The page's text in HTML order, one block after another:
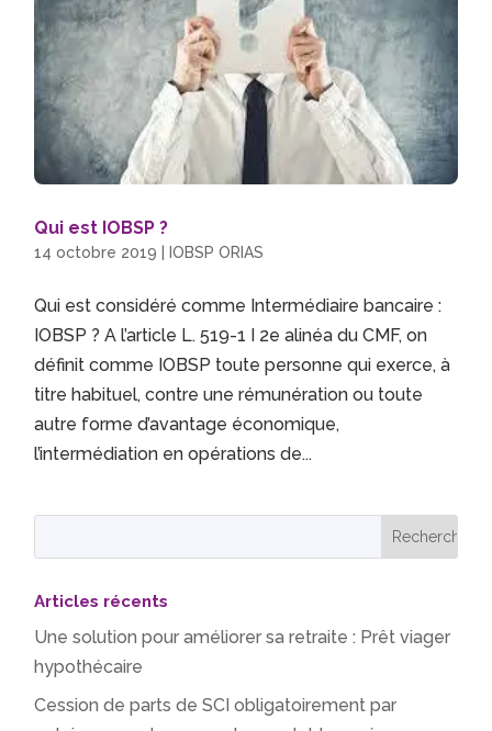
Qui est IOBSP ?
14 octobre 2019 |IOBSP ORIAS
Qui est considéré comme Intermédiaire bancaire :
IOBSP ? A l’article L. 519-1 I 2e alinéa du CMF, on
définit comme IOBSP toute personne qui exerce, à
titre habituel, contre une rémunération ou toute
autre forme d’avantage économique,
l’intermédiation en opérations de...
Articles récents
Une solution pour améliorer sa retraite : Prêt viager
hypothécaire
Cession de parts de SCI obligatoirement par